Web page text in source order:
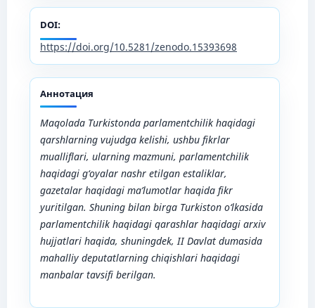
DOI:
https://doi.org/10.5281/zenodo.15393698
Аннотация
Maqolada Turkistonda parlamentchilik haqidagi
qarshlarning vujudga kelishi, ushbu fikrlar
mualliflari, ularning mazmuni, parlamentchilik
haqidagi g‘oyalar nashr etilgan estaliklar,
gazetalar haqidagi ma’lumotlar haqida fikr
yuritilgan. Shuning bilan birga Turkiston o‘lkasida
parlamentchilik haqidagi qarashlar haqidagi arxiv
hujjatlari haqida, shuningdek, II Davlat dumasida
mahalliy deputatlarning chiqishlari haqidagi
manbalar tavsifi berilgan.